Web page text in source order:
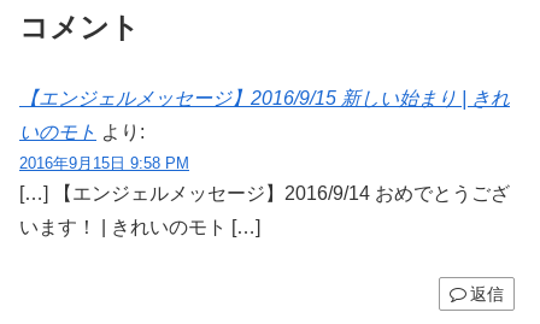
コメント
【エンジェルメッセージ】2016/9/15 新しい始まり | きれ
いのモト より:
2016年9月15日 9:58 PM
[…] 【エンジェルメッセージ】2016/9/14 おめでとうござ
います！ | きれいのモト […]
返信